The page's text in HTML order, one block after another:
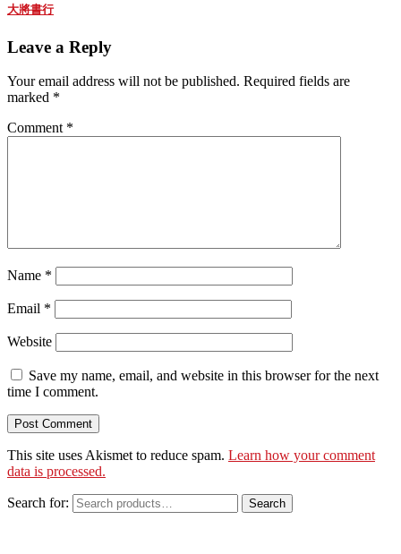
大將書行
Leave a Reply
Your email address will not be published. Required fields are
marked *
Comment *
Name *
Email *
Website
Save my name, email, and website in this browser for the next
time I comment.
This site uses Akismet to reduce spam. Learn how your comment
data is processed.
Search for: Search